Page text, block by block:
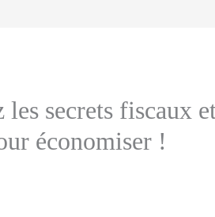
les secrets fiscaux
économiser !